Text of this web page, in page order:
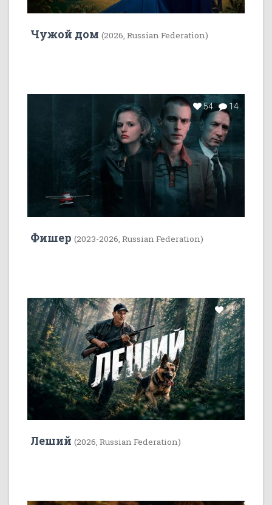
Чужой дом (2026, Russian Federation)
54 14
Фишер (2023-2026, Russian Federation)
11
Леший (2026, Russian Federation)